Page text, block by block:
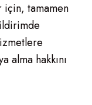
için, tamamen
alma hakkını